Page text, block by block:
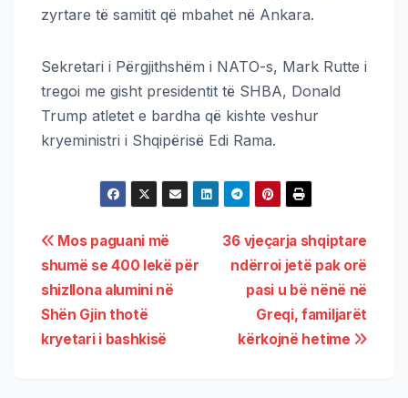
zyrtare të samitit që mbahet në Ankara.
Sekretari i Përgjithshëm i NATO-s, Mark Rutte i
tregoi me gisht presidentit të SHBA, Donald
Trump atletet e bardha që kishte veshur
kryeministri i Shqipërisë Edi Rama.
36 vjeçarja shqiptare
ndërroi jetë pak orë
pasi u bë nënë në
Greqi, familjarët
kërkojnë hetime
Mos paguani më
shumë se 400 lekë për
shizllona alumini në
Shën Gjin thotë
kryetari i bashkisë